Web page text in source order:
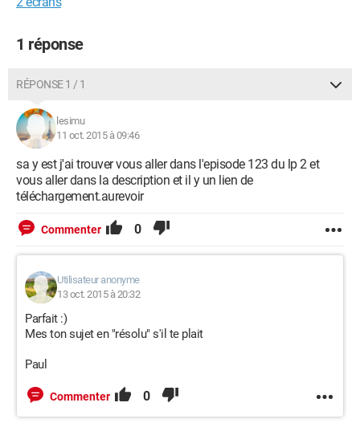
1 réponse
RÉPONSE 1 / 1
lesimu
11 oct. 2015 à 09:46
sa y est j'ai trouver vous aller dans l'episode 123 du lp 2 et
vous aller dans la description et il y un lien de
téléchargement.aurevoir
Commenter 0
Utilisateur anonyme
13 oct. 2015 à 20:32
Parfait :)
Mes ton sujet en "résolu" s'il te plait
Paul
Commenter 0